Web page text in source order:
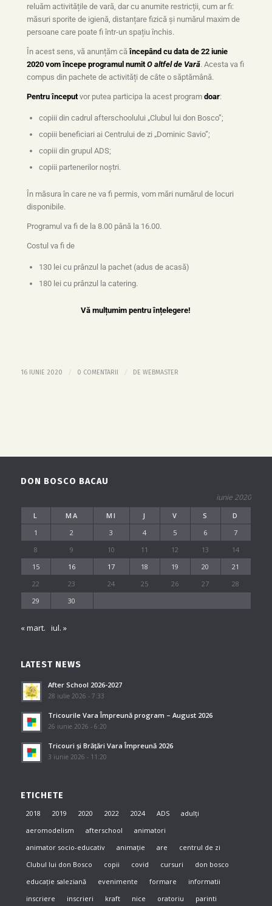
reluăm activitățile de vară, dar cu anumite restricții, cum ar fi:
măsuri sporite de igienă, distanțare fizică și numărul maxim de
persoane care poate fi într-un spațiu închis.
În acest sens, vă anunțăm căîncepând cu data de 22 iunie
2020 vom începe programul numitO altfel de Vară. Acesta va fi
compus din pachete de activități de câte o săptămână.
Pentru începutvor putea participa la acest program doar:
copiii din cadrul afterschoolului „Clubul lui don Bosco”;
copiii beneficiari ai Centrului de zi „Dominic Savio”;
copiii din grupul ADS;
copiii partenerilor noștri.
În măsura în care ne va fi permis, vom mări numărul de locuri
disponibile.
Programul va fi de la 8.00 până la 16.00.
Costul va fi de
130 lei cu prânzul la pachet (adus de acasă)
180 lei cu prânzul la catering.
Vă mulțumim pentru înțelegere!
16 IUNIE 2020 / 0 COMENTARII / DE WEBMASTER
DON BOSCO BACAU
iunie 2020
L MA MI J V S
D
1
2 3 4 5 6
7
8
9 10 11 12 13
14
15
16 17 18 19 20
21
22
23 24 25 26 27
28
29
30
« mart. iul. »
LATEST NEWS
After School 2026-2027
28 iulie 2026 - 7:33
Tricourile Vara Împreună program – August 2026
26 iunie 2026 - 6:20
Tricouri și Brățări Vara Împreună 2026
3 iunie 2026 - 11:20
ETICHETE
2018 2019 2020 2022 2024 ADS
adulți
aeromodelism
afterschool
animatori
animator socio-educativ
animație are
centrul de zi
Clubul lui don Bosco
copii covid cursuri
don bosco
educație saleziană
evenimente formare
informatii
inscriere
inscrieri kraft nice oratoriu parinti